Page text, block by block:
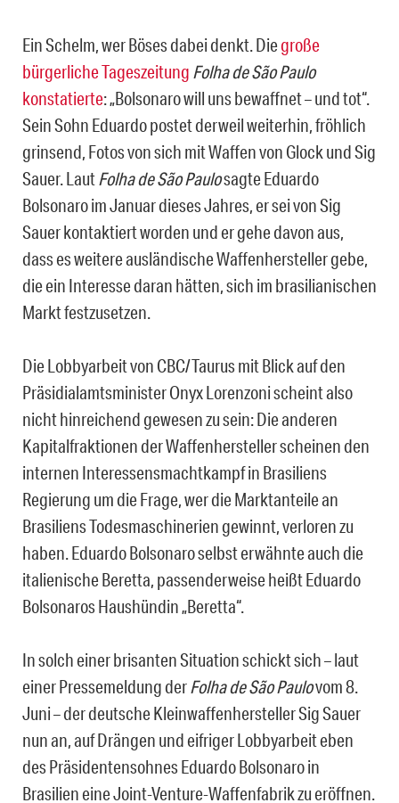
Ein Schelm, wer Böses dabei denkt. Diegroße
bürgerliche Tageszeitung Folha de São Paulo
konstatierte: „Bolsonaro will uns bewaffnet – und tot“.
Sein Sohn Eduardo postet derweil weiterhin, fröhlich
grinsend, Fotos von sich mit Waffen von Glock und Sig
Sauer. LautFolha de São Paulosagte Eduardo
Bolsonaro im Januar dieses Jahres, er sei von Sig
Sauer kontaktiert worden und er gehe davon aus,
dass es weitere ausländische Waffenhersteller gebe,
die ein Interesse daran hätten, sich im brasilianischen
Markt festzusetzen.
Die Lobbyarbeit von CBC/Taurus mit Blick auf den
Präsidialamtsminister Onyx Lorenzoni scheint also
nicht hinreichend gewesen zu sein: Die anderen
Kapitalfraktionen der Waffenhersteller scheinen den
internen Interessensmachtkampf in Brasiliens
Regierung um die Frage, wer die Marktanteile an
Brasiliens Todesmaschinerien gewinnt, verloren zu
haben. Eduardo Bolsonaro selbst erwähnte auch die
italienische Beretta, passenderweise heißt Eduardo
Bolsonaros Haushündin „Beretta“.
In solch einer brisanten Situation schickt sich – laut
einer Pressemeldung derFolha de São Paulovom 8.
Juni – der deutsche Kleinwaffenhersteller Sig Sauer
nun an, auf Drängen und eifriger Lobbyarbeit eben
des Präsidentensohnes Eduardo Bolsonaro in
Brasilien eine Joint-Venture-Waffenfabrik zu eröffnen.